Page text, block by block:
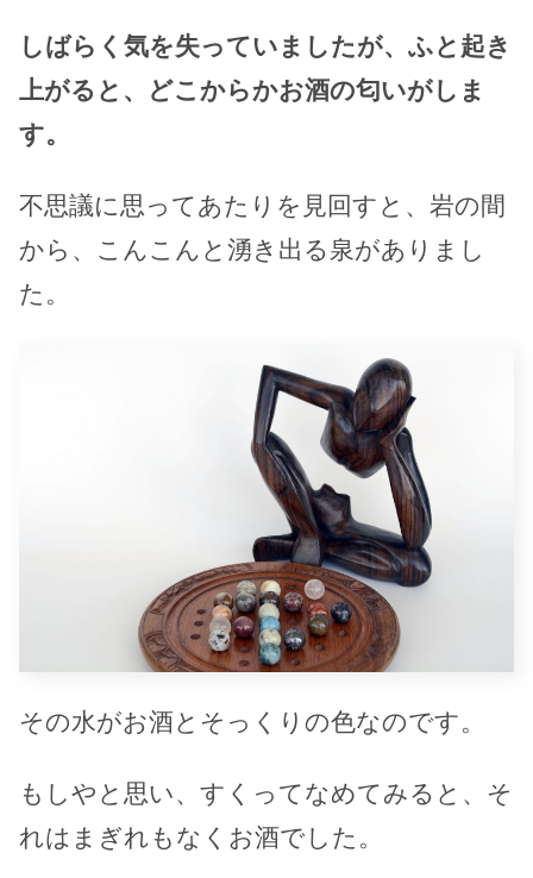
しばらく気を失っていましたが、ふと起き
上がると、どこからかお酒の匂いがしま
す。
不思議に思ってあたりを見回すと、岩の間
から、こんこんと湧き出る泉がありまし
た。
その水がお酒とそっくりの色なのです。
もしやと思い、すくってなめてみると、そ
れはまぎれもなくお酒でした。